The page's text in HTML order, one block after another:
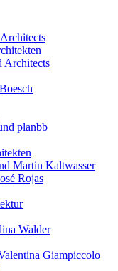
Architects
planbb
Martin Kaltwasser
Rojas
Walder
Giampiccolo